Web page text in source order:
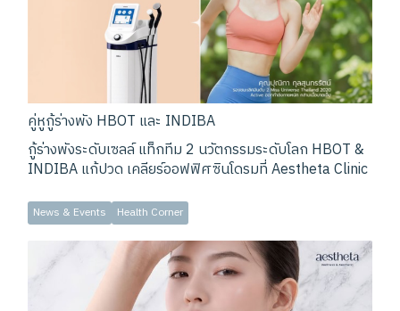
คู่หูกู้ร่างพัง HBOT และ INDIBA
กู้ร่างพังระดับเซลล์ แท็กทีม 2 นวัตกรรมระดับโลก HBOT &
INDIBA แก้ปวด เคลียร์ออฟฟิศซินโดรมที่ Aestheta Clinic
News & Events Health Corner